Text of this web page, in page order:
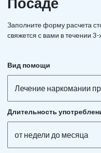
Заполните форму расчета
свяжется с вами в течении 3-
Вид помощи
Лечение наркомании
Длительность
от недели до месяца